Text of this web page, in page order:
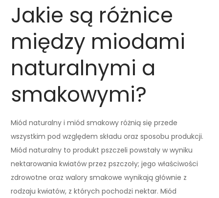
Jakie są różnice
między miodami
naturalnymi a
smakowymi?
Miód naturalny i miód smakowy różnią się przede
wszystkim pod względem składu oraz sposobu produkcji.
Miód naturalny to produkt pszczeli powstały w wyniku
nektarowania kwiatów przez pszczoły; jego właściwości
zdrowotne oraz walory smakowe wynikają głównie z
rodzaju kwiatów, z których pochodzi nektar. Miód